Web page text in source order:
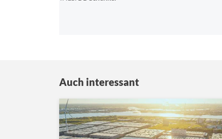
Auch interessant